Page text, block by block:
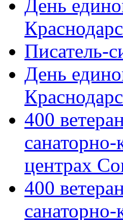
День
Писатель-
День
400
центрах
400